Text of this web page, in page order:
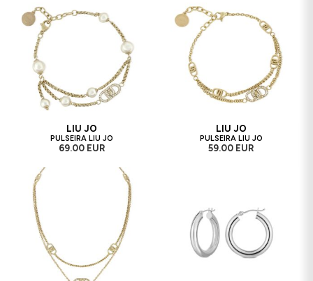
LIU JO
PULSEIRA LIU JO
69.00 EUR
LIU JO
PULSEIRA LIU JO
59.00 EUR